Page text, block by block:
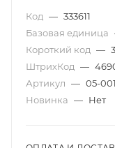
Код — 333611
Базовая единица
Короткий код —
ШтрихКод —
Артикул — 05-
Новинка — Нет